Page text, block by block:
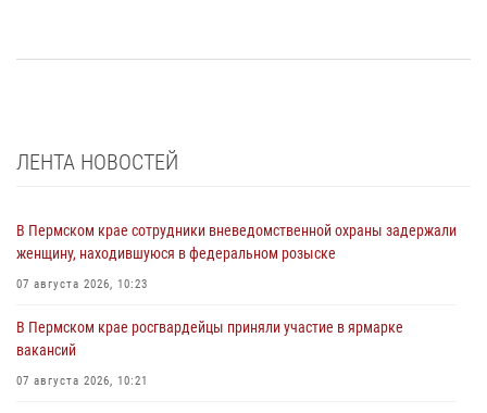
ЛЕНТА НОВОСТЕЙ
В Пермском крае сотрудники вневедомственной охраны задержали
женщину, находившуюся в федеральном розыске
07 августа 2026, 10:23
В Пермском крае росгвардейцы приняли участие в ярмарке
вакансий
07 августа 2026, 10:21